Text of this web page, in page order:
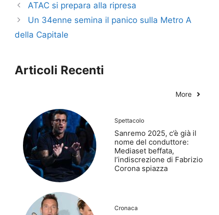
ATAC si prepara alla ripresa
Un 34enne semina il panico sulla Metro A
della Capitale
Articoli Recenti
More
Spettacolo
Sanremo 2025, c’è già il
nome del conduttore:
Mediaset beffata,
l’indiscrezione di Fabrizio
Corona spiazza
Cronaca